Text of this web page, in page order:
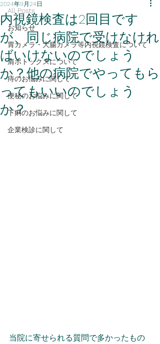
All Posts
お知らせ
胃カメラ・大腸カメラ等内視鏡検査について
肩ボトックスについて
痔のお悩みに関して
便秘のお悩みに関して
下痢のお悩みに関して
企業検診に関して
内視鏡検査は2回目です
が、同じ病院で受けなけれ
ばいけないのでしょう
か？他の病院でやってもら
ってもいいのでしょう
か？
2024年9月24日
当院に寄せられる質問で多かったもの